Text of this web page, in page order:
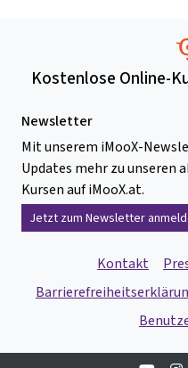
Kostenlose Online-
Newsletter
Mit unserem iMooX-
Updates mehr zu unseren
Kursen auf iMooX.at.
Jetzt zum Newsletter
Kontakt